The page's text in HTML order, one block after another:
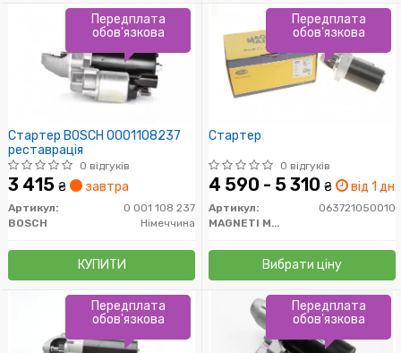
Стартер BOSCH 0001108237
реставрація
0 відгуків
3 415 ₴ завтра
Артикул:
0 001 108 237
BOSCH
Німеччина
КУПИТИ
Передплата
обов'язкова
Стартер
0 відгуків
4 590 - 5 310 ₴ від 1 дн.
Артикул:
063721050010
MAGNETI MARELLI
Вибрати ціну
Передплата
обов'язкова
Передплата
обов'язкова
Передплата
обов'язкова